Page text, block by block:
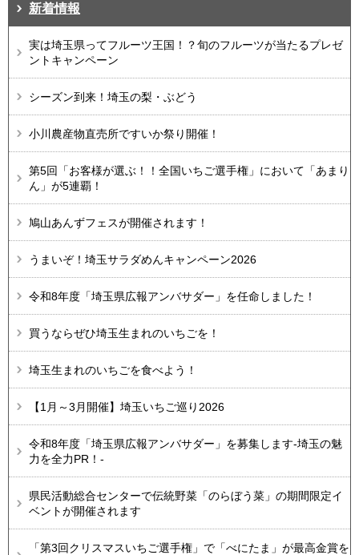
新着情報
実は埼玉県ってフルーツ王国！？旬のフルーツが当たるプレゼ
ントキャンペーン
シーズン到来！埼玉の梨・ぶどう
小川農産物直売所ですいか祭り開催！
第5回「お客様が選ぶ！！全国いちご選手権」において「あまり
ん」が5連覇！
鳩山あんずフェスが開催されます！
うまいぞ！埼玉サラダめんキャンペーン2026
令和8年度「埼玉県広報アンバサダー」を任命しました！
買うならぜひ埼玉生まれのいちごを！
埼玉生まれのいちごを食べよう！
【1月～3月開催】埼玉いちご巡り2026
令和8年度「埼玉県広報アンバサダー」を募集します-埼玉の魅
力を全力PR！-
県民活動総合センターで伝統野菜「のらぼう菜」の期間限定イ
ベントが開催されます
「第3回クリスマスいちご選手権」で「べにたま」が最高金賞を